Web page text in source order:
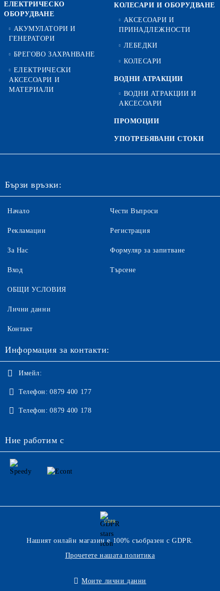
ЕЛЕКТРИЧЕСКО
ОБОРУДВАНЕ
АКУМУЛАТОРИ И
ГЕНЕРАТОРИ
БРЕГОВО ЗАХРАНВАНЕ
ЕЛЕКТРИЧЕСКИ
АКСЕСОАРИ И
МАТЕРИАЛИ
КОЛЕСАРИ И ОБОРУДВАНЕ
АКСЕСОАРИ И
ПРИНАДЛЕЖНОСТИ
ЛЕБЕДКИ
КОЛЕСАРИ
ВОДНИ АТРАКЦИИ
ВОДНИ АТРАКЦИИ И
АКСЕСОАРИ
ПРОМОЦИИ
УПОТРЕБЯВАНИ СТОКИ
Бързи връзки:
Начало
Рекламации
За Нас
Вход
Чести Въпроси
Регистрация
Формуляр за запитване
Търсене
ОБЩИ УСЛОВИЯ
Лични данни
Контакт
Информация за контакти:
Имейл:
Телефон: 0879 400 177
Телефон: 0879 400 178
Ние работим с
GDPR
Нашият онлайн магазин е 100% съобразен с GDPR.
Прочетете нашата политика
Моите лични данни